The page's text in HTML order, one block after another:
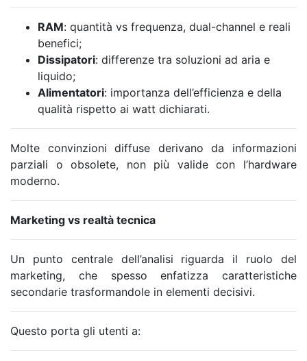
RAM: quantità vs frequenza, dual-channel e reali
benefici;
Dissipatori: differenze tra soluzioni ad aria e
liquido;
Alimentatori: importanza dell’efficienza e della
qualità rispetto ai watt dichiarati.
Molte convinzioni diffuse derivano da informazioni
parziali o obsolete, non più valide con l’hardware
moderno.
Marketing vs realtà tecnica
Un punto centrale dell’analisi riguarda il ruolo del
marketing, che spesso enfatizza caratteristiche
secondarie trasformandole in elementi decisivi.
Questo porta gli utenti a: